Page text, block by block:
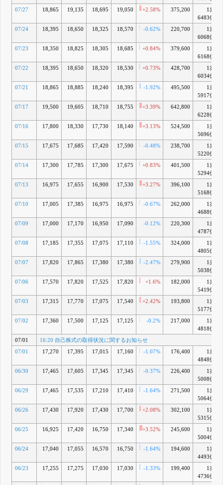
の処分に関
せ
15:30 自己
状況に関す
15:30
2026年12
半期決算短
信[日本基
4月 23, 2026
株式の取得
4月 01, 2026
子会社から
領に関する
お知らせ
07/27
18,865 19,135 18,695 19,050 +2.58% 375,200
1兆
6483億
07/24
18,395 18,650 18,325 18,570 -0.62% 220,700
1兆
6068億
07/23
18,350 18,825 18,305 18,685 +0.84% 379,600
1兆
6168億
07/22
18,395 18,650 18,320 18,530 +0.73% 428,700
1兆
6034億
07/21
18,865 18,885 18,240 18,395 -1.92% 495,500
1兆
5917億
07/17
19,500 19,605 18,710 18,755 +3.39% 642,800
1兆
6228億
07/16
17,800 18,330 17,730 18,140 +3.13% 524,500
1兆
5696億
07/15
17,675 17,685 17,420 17,590 -0.48% 238,700
1兆
5220億
07/14
17,300 17,785 17,300 17,675 +0.83% 401,500
1兆
5294億
07/13
16,975 17,655 16,900 17,530 +3.27% 396,100
1兆
5168億
07/10
17,005 17,385 16,975 16,975 -0.67% 262,000
1兆
4688億
07/09
17,000 17,170 16,950 17,090 -0.12% 220,300
1兆
4787億
07/08
17,185 17,355 17,075 17,110 -1.55% 324,000
1兆
4805億
07/07
17,820 17,865 17,380 17,380 -2.47% 279,900
1兆
5038億
07/06
17,570 17,820 17,525 17,820 +1.6% 182,000
1兆
5419億
07/03
17,315 17,770 17,075 17,540 +2.42% 193,800
1兆
5177億
07/02
17,360 17,500 17,125 17,125 -0.2% 217,000
1兆
4818億
07/01
16:20 自己株式の取得状況に関するお知らせ
07/01
17,270 17,395 17,015 17,160 -1.07% 176,400
1兆
4848億
06/30
17,465 17,605 17,345 17,345 -0.37% 226,400
1兆
5008億
06/29
17,465 17,535 17,210 17,410 -1.64% 271,500
1兆
5064億
06/26
17,430 17,920 17,430 17,700 +2.08% 302,100
1兆
5315億
06/25
16,925 17,420 16,750 17,340 +3.52% 245,600
1兆
5004億
06/24
17,040 17,055 16,570 16,750 -1.64% 194,600
1兆
4493億
06/23
17,255 17,275 17,030 17,030 -1.33% 199,400
1兆
4736億